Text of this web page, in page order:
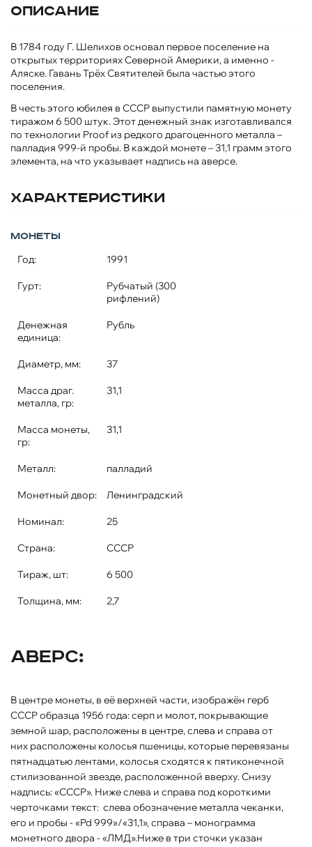
Описание
В 1784 году Г. Шелихов основал первое поселение на
открытых территориях Северной Америки, а именно -
Аляске. Гавань Трёх Святителей была частью этого
поселения.
В честь этого юбилея в СССР выпустили памятную монету
тиражом 6 500 штук. Этот денежный знак изготавливался
по технологии Proof из редкого драгоценного металла –
палладия 999-й пробы. В каждой монете – 31,1 грамм этого
элемента, на что указывает надпись на аверсе.
Характеристики
Монеты
Год: 1991
Гурт:
Рубчатый (300
рифлений)
Денежная
единица:
Рубль
Диаметр, мм: 37
Масса драг.
металла, гр:
31,1
Масса монеты,
гр:
31,1
Металл: палладий
Монетный двор: Ленинградский
Номинал: 25
Страна: СССР
Тираж, шт: 6 500
Толщина, мм: 2,7
Аверс:
В центре монеты, в её верхней части, изображён герб
СССР образца 1956 года: серп и молот, покрывающие
земной шар, расположены в центре, слева и справа от
них расположены колосья пшеницы, которые перевязаны
пятнадцатью лентами, колосья сходятся к пятиконечной
стилизованной звезде, расположенной вверху. Снизу
надпись: «СССР». Ниже слева и справа под короткими
черточками текст: слева обозначение металла чеканки,
его и пробы - «Pd 999»/«31,1», справа – монограмма
монетного двора - «ЛМД».Ниже в три сточки указан